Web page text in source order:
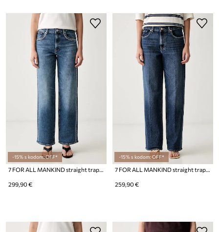
-15% s kodom: OFF*
299,90 €
-15% s kodom: OFF*
259,90 €